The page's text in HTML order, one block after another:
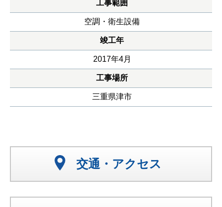
工事範囲
空調・衛生設備
竣工年
2017年4月
工事場所
三重県津市
交通・アクセス